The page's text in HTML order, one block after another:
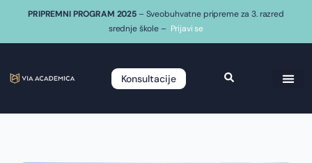
PRIPREMNI PROGRAM 2025 – Sveobuhvatne pripreme za 3. razred
srednje škole – Prijavi se
Konsultacije